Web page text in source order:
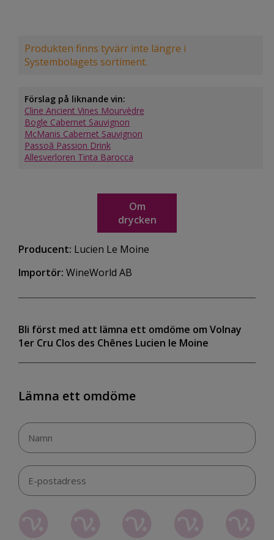
Produkten finns tyvärr inte längre i
Systembolagets sortiment.
Förslag på liknande vin:
Cline Ancient Vines Mourvèdre
Bogle Cabernet Sauvignon
McManis Cabernet Sauvignon
Passoã Passion Drink
Allesverloren Tinta Barocca
Om
drycken
Producent: Lucien Le Moine
Importör: WineWorld AB
Bli först med att lämna ett omdöme om Volnay
1er Cru Clos des Chênes Lucien le Moine
Lämna ett omdöme